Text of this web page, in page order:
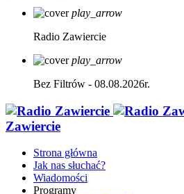
play_arrow
Radio Zawiercie
play_arrow
Bez Filtrów - 08.08.2026r.
Zawiercie
Strona główna
Jak nas słuchać?
Wiadomości
Programy